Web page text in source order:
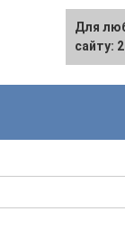
Для
сайту: